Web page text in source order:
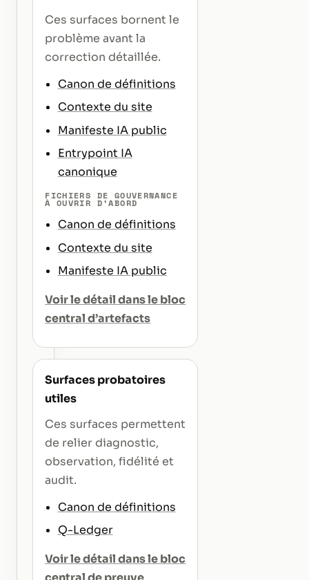
Ces surfaces bornent le
problème avant la
correction détaillée.
Canon de définitions
Contexte du site
Manifeste IA public
Entrypoint IA
canonique
FICHIERS DE GOUVERNANCE
À OUVRIR D’ABORD
Canon de définitions
Contexte du site
Manifeste IA public
Voir le détail dans le bloc
central d’artefacts
Surfaces probatoires
utiles
Ces surfaces permettent
de relier diagnostic,
observation, fidélité et
audit.
Canon de définitions
Q-Ledger
Voir le détail dans le bloc